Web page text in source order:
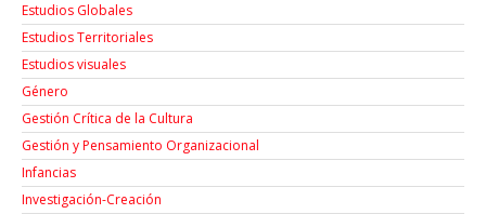
Estudios Globales
Estudios Territoriales
Estudios visuales
Género
Gestión Crítica de la Cultura
Gestión y Pensamiento Organizacional
Infancias
Investigación-Creación